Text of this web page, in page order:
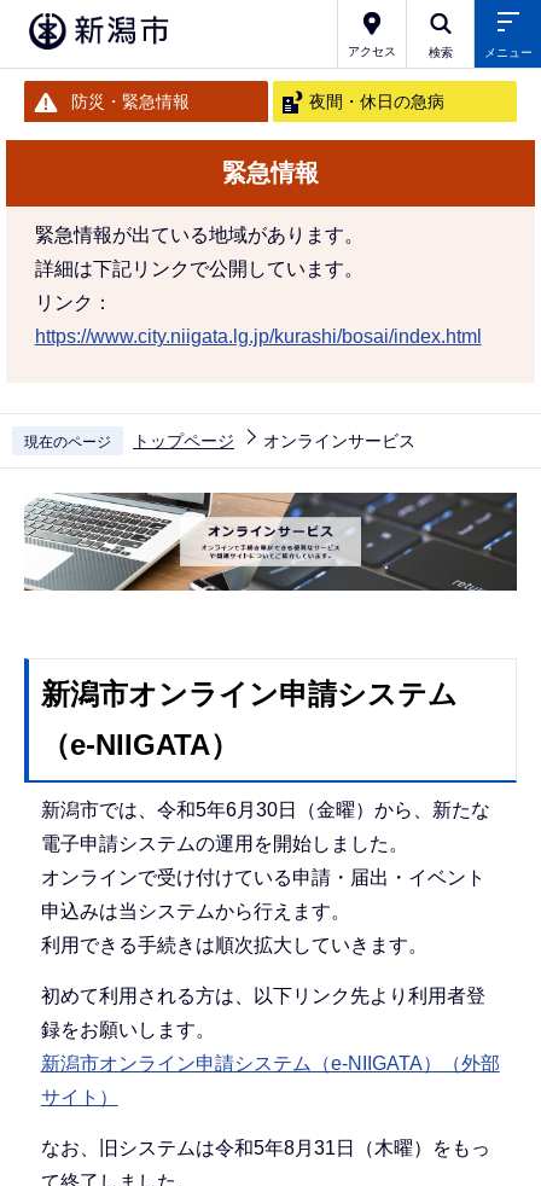
アクセス 検索 メニュー
防災・緊急情報 夜間・休日の急病
緊急情報
緊急情報が出ている地域があります。
詳細は下記リンクで公開しています。
リンク：
https://www.city.niigata.lg.jp/kurashi/bosai/index.html
現在のページ トップページ オンラインサービス
新潟市オンライン申請システム
（e-NIIGATA）
新潟市では、令和5年6月30日（金曜）から、新たな
電子申請システムの運用を開始しました。
オンラインで受け付けている申請・届出・イベント
申込みは当システムから行えます。
利用できる手続きは順次拡大していきます。
初めて利用される方は、以下リンク先より利用者登
録をお願いします。
新潟市オンライン申請システム（e-NIIGATA）（外部
サイト）
なお、旧システムは令和5年8月31日（木曜）をもっ
て終了しました。